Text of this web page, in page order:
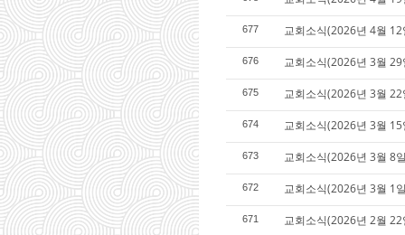
677 교회소식(2026년 4월 12
676 교회소식(2026년 3월 29
675 교회소식(2026년 3월 22
674 교회소식(2026년 3월 15
673 교회소식(2026년 3월 8
672 교회소식(2026년 3월 1
671 교회소식(2026년 2월 22